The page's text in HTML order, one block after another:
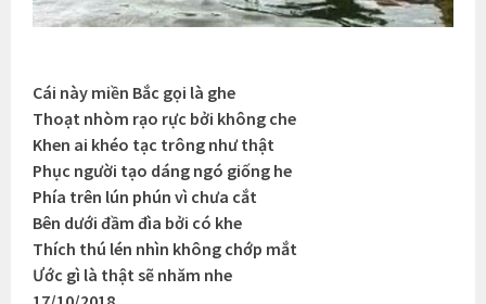
Cái này miền Bắc gọi là ghe
Thoạt nhòm rạo rực bởi không che
Khen ai khéo tạc trông như thật
Phục người tạo dáng ngó giống he
Phía trên lún phún vì chưa cắt
Bên dưới đầm đìa bởi có khe
Thích thú lén nhìn không chớp mắt
Ước gì là thật sẽ nhăm nhe